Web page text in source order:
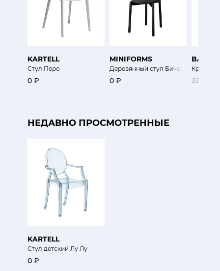
KARTELL
Стул Перо
0 ₽
MINIFORMS
Деревянный стул Биче
0 ₽
BAXTER
Кресло
223
НЕДАВНО ПРОСМОТРЕННЫЕ
KARTELL
Стул детский Лу Лу
0 ₽